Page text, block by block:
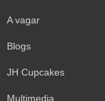
A vagar
Blogs
JH Cupcakes
Multimedia